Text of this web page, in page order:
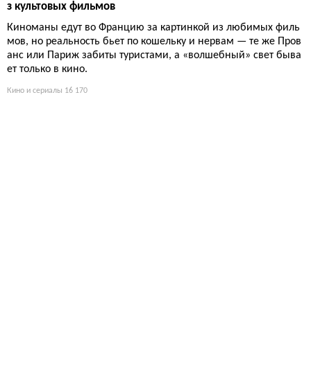
з культовых фильмов
Киноманы едут во Францию за картинкой из любимых филь
мов, но реальность бьет по кошельку и нервам — те же Пров
анс или Париж забиты туристами, а «волшебный» свет быва
ет только в кино.
Кино и сериалы 16 170